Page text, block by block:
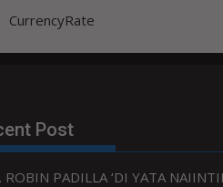
CurrencyRate
Post
ROBIN PADILLA ‘DI YATA